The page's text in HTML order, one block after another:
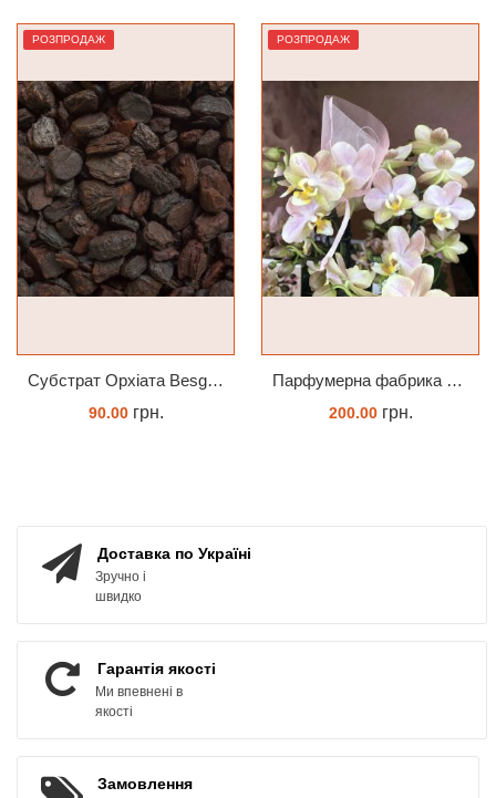
РОЗПРОДАЖ
Субстрат Орхіата Besgrow Orchiata фракція 18-25мм
90.00грн.
РОЗПРОДАЖ
Парфумерна фабрика Valkion 9102 1.7 (торфстакан) реанімашка
200.00грн.
Доставка по Україні
Зручно і
швидко
Гарантія якості
Ми впевнені в
якості
Замовлення